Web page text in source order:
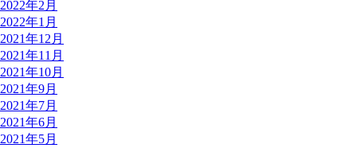
2022年2月
2022年1月
2021年12月
2021年11月
2021年10月
2021年9月
2021年7月
2021年6月
2021年5月